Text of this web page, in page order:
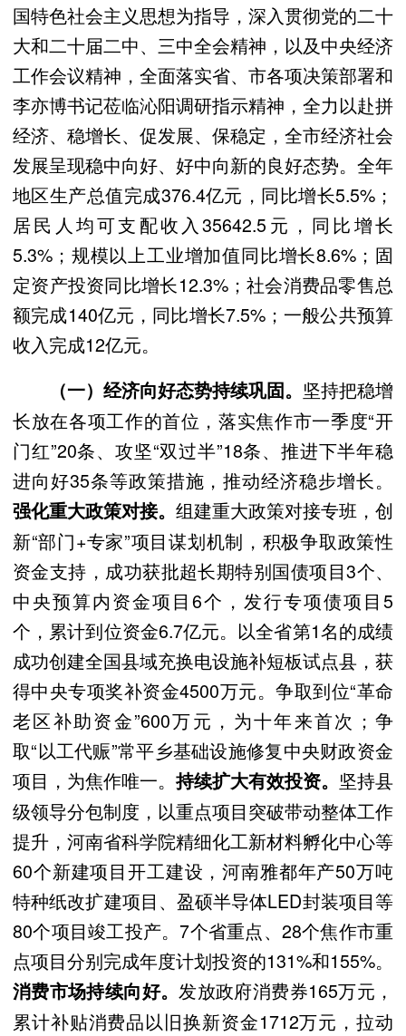
国特色社会主义思想为指导，深入贯彻党的二十
大和二十届二中、三中全会精神，以及中央经济
工作会议精神，全面落实省、市各项决策部署和
李亦博书记莅临沁阳调研指示精神，全力以赴拼
经济、稳增长、促发展、保稳定，全市经济社会
发展呈现稳中向好、好中向新的良好态势。全年
地区生产总值完成376.4亿元，同比增长5.5%；
居民人均可支配收入35642.5元，同比增长
5.3%；规模以上工业增加值同比增长8.6%；固
定资产投资同比增长12.3%；社会消费品零售总
额完成140亿元，同比增长7.5%；一般公共预算
收入完成12亿元。
（一）经济向好态势持续巩固。 坚持把稳增
长放在各项工作的首位，落实焦作市一季度“开
门红”20条、攻坚“双过半”18条、推进下半年稳
进向好35条等政策措施，推动经济稳步增长。
强化重大政策对接。 组建重大政策对接专班，创
新“部门+专家”项目谋划机制，积极争取政策性
资金支持，成功获批超长期特别国债项目3个、
中央预算内资金项目6个，发行专项债项目5
个，累计到位资金6.7亿元。以全省第1名的成绩
成功创建全国县域充换电设施补短板试点县，获
得中央专项奖补资金4500万元。争取到位“革命
老区补助资金”600万元，为十年来首次；争
取“以工代赈”常平乡基础设施修复中央财政资金
项目，为焦作唯一。 持续扩大有效投资。 坚持县
级领导分包制度，以重点项目突破带动整体工作
提升，河南省科学院精细化工新材料孵化中心等
60个新建项目开工建设，河南雅都年产50万吨
特种纸改扩建项目、盈硕半导体LED封装项目等
80个项目竣工投产。7个省重点、28个焦作市重
点项目分别完成年度计划投资的131%和155%。
消费市场持续向好。发放政府消费券165万元，
累计补贴消费品以旧换新资金1712万元，拉动